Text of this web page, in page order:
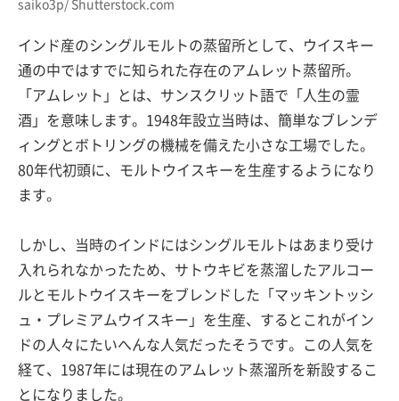
saiko3p/ Shutterstock.com
インド産のシングルモルトの蒸留所として、ウイスキー
通の中ではすでに知られた存在のアムレット蒸留所。
「アムレット」とは、サンスクリット語で「人生の霊
酒」を意味します。1948年設立当時は、簡単なブレンデ
ィングとボトリングの機械を備えた小さな工場でした。
80年代初頭に、モルトウイスキーを生産するようになり
ます。
しかし、当時のインドにはシングルモルトはあまり受け
入れられなかったため、サトウキビを蒸溜したアルコー
ルとモルトウイスキーをブレンドした「マッキントッシ
ュ・プレミアムウイスキー」を生産、するとこれがイン
ドの人々にたいへんな人気だったそうです。この人気を
経て、1987年には現在のアムレット蒸溜所を新設するこ
とになりました。